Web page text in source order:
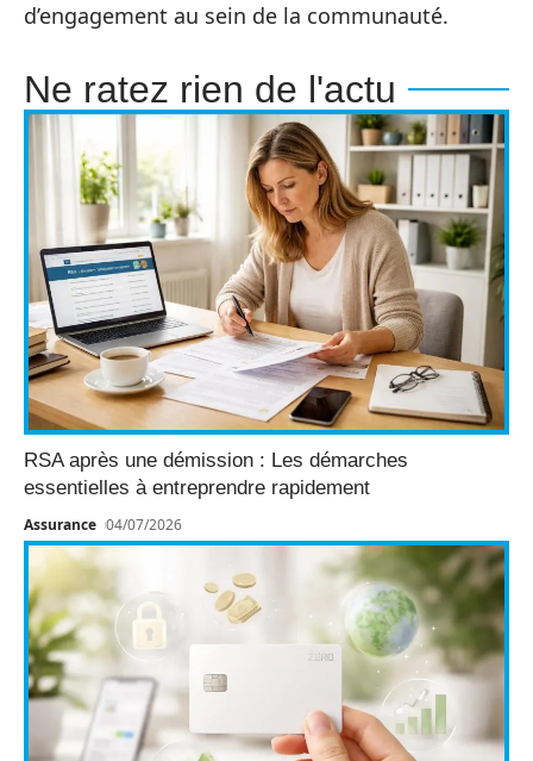
d’engagement au sein de la communauté.
Ne ratez rien de l'actu
RSA après une démission : Les démarches
essentielles à entreprendre rapidement
Assurance 04/07/2026